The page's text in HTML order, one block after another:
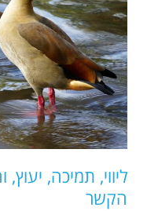
ליווי, תמיכה,
הקשר